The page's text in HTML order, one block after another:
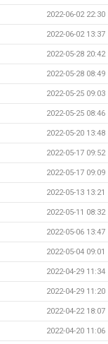
2022-06-02 22:30
2022-06-02 13:37
2022-05-28 20:42
2022-05-28 08:49
2022-05-25 09:03
2022-05-25 08:46
2022-05-20 13:48
2022-05-17 09:52
2022-05-17 09:09
2022-05-13 13:21
2022-05-11 08:32
2022-05-06 13:47
2022-05-04 09:01
2022-04-29 11:34
2022-04-29 11:20
2022-04-22 18:07
2022-04-20 11:06